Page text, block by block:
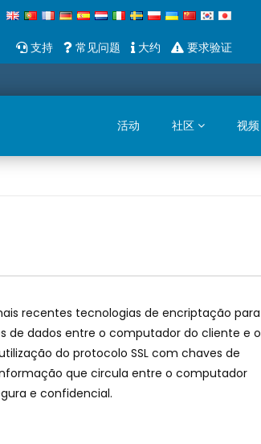
支持 常见问题 大约 要求验证
活动 社区 视频
recentes tecnologias de encriptação para
de dados entre o computador do cliente e o
do protocolo SSL com chaves de
que circula entre o computador
e confidencial.